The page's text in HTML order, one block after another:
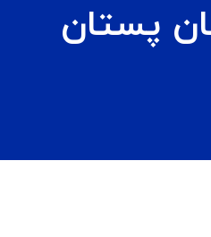
پستان